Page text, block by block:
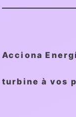
Acciona
turbine à vos